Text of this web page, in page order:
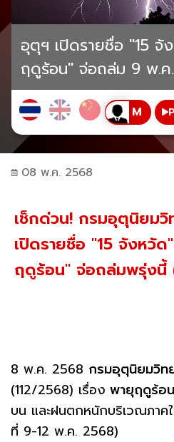
อุตุฯ เปิดรายชื่อ "15
ฤดูร้อน" จ่อถล่ม 9 พ.
08 พ.ค. 2568
เช็กด่วน! กรมอุตุนิยมวิ
เปิดรายชื่อ "15 จังหวั
ฤดูร้อน" จ่อถล่มพรุ่งนี้
8 พ.ค. 2568 กรมอุตุนิยมวิท
(112/2568) เรื่อง พายุฤดูร้อน
บน และฝนตกหนักบริเวณภาค
ที่ 9-12 พ.ค. 2568)